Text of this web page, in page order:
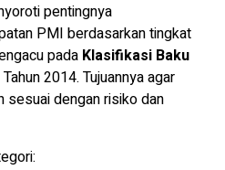
pentingnya
PMI berdasarkan tingkat
pada Klasifikasi Baku
Tahun 2014. Tujuannya agar
sesuai dengan risiko dan